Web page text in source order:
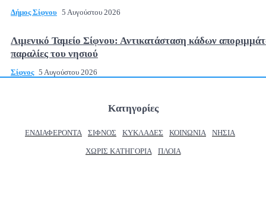
Δήμος Σίφνου 5 Αυγούστου 2026
Λιμενικό Ταμείο Σίφνου: Αντικατάσταση κάδων
παραλίες του νησιού
Σίφνος 5 Αυγούστου 2026
Κατηγορίες
ΕΝΔΙΑΦΈΡΟΝΤΑ ΣΊΦΝΟΣ ΚΥΚΛΆΔΕΣ ΚΟΙΝΩΝΊΑ ΝΗΣΙΆ
ΧΩΡΊΣ ΚΑΤΗΓΟΡΊΑ ΠΛΟΊΑ